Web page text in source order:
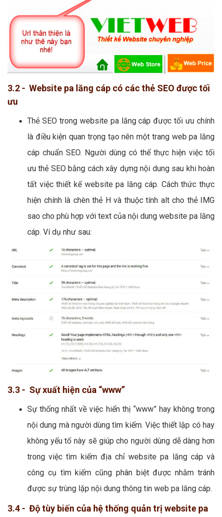
3.2 - Website pa lăng cáp có các thẻ SEO được tối
ưu
Thẻ SEO trong website pa lăng cáp được tối ưu chính
là điều kiện quan trọng tạo nên một trang web pa lăng
cáp chuẩn SEO. Người dùng có thể thực hiện việc tối
ưu thẻ SEO bằng cách xây dựng nội dung sau khi hoàn
tất việc thiết kế website pa lăng cáp. Cách thức thực
hiện chính là chèn thẻ H và thuộc tính alt cho thẻ IMG
sao cho phù hợp với text của nội dung website pa lăng
cáp. Ví dụ như sau:
3.3 - Sự xuất hiện của “www”
Sự thống nhất về việc hiển thị “www” hay không trong
nội dung mà người dùng tìm kiếm. Việc thiết lập có hay
không yếu tố này sẽ giúp cho người dùng dễ dàng hơn
trong việc tìm kiếm địa chỉ website pa lăng cáp và
công cụ tìm kiếm cũng phân biệt được nhằm tránh
được sự trùng lặp nội dung thông tin web pa lăng cáp.
3.4 - Độ tùy biến của hệ thống quản trị website pa